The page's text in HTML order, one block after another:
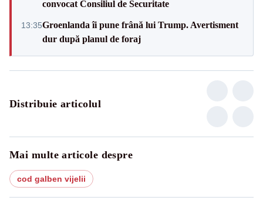
convocat Consiliul de Securitate
13:35Groenlanda îi pune frână lui Trump. Avertisment
dur după planul de foraj
Distribuie articolul
Mai multe articole despre
cod galben vijelii